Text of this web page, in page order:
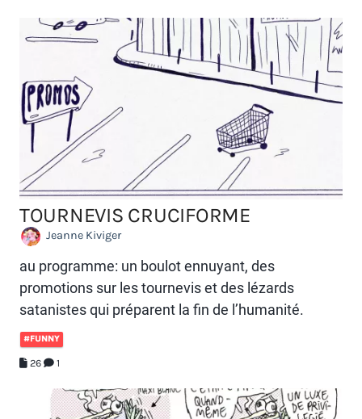
TOURNEVIS CRUCIFORME
Jeanne Kiviger
au programme: un boulot ennuyant, des
promotions sur les tournevis et des lézards
satanistes qui préparent la fin de l’humanité.
#FUNNY
26 1